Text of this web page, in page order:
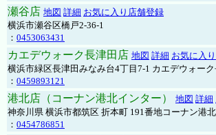
瀬谷店 地図 詳細 お気に入り店舗登録
横浜市瀬谷区橋戸2-36-1
： 0453063431
カエデウォーク長津田店 地図 詳細 お気に入
横浜市緑区長津田みなみ台4丁目7-1 カエデウォー
： 0459893121
港北店（コーナン港北インター） 地図 詳細
神奈川県 横浜市都筑区 折本町 191番地コーナン港
： 0454786851